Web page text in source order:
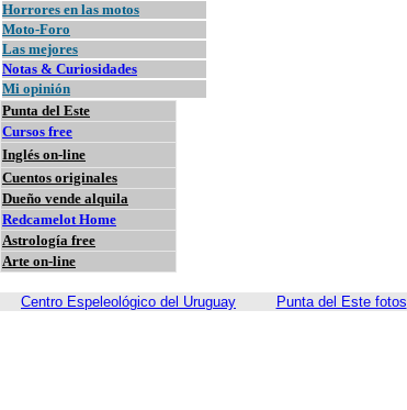
Horrores en las motos
Moto-Foro
Las mejores
Notas & Curiosidades
Mi opinión
Punta del Este
Cursos free
Inglés on-line
Cuentos originales
Dueño vende alquila
Redcamelot Home
Astrología free
Arte on-line
Centro Espeleológico del Uruguay Punta del Este fotos